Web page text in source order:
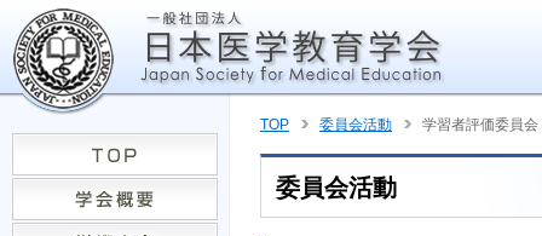
TOP 委員会活動 学習者評価委員会
委員会活動